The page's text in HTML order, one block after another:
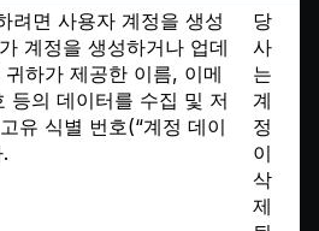
려면 사용자 계정을 생성
계정을 생성하거나 업데
하가 제공한 이름, 이메
등의 데이터를 수집 및 저
유 식별 번호(“계정 데이
당
사
는
계
정
이
삭
제